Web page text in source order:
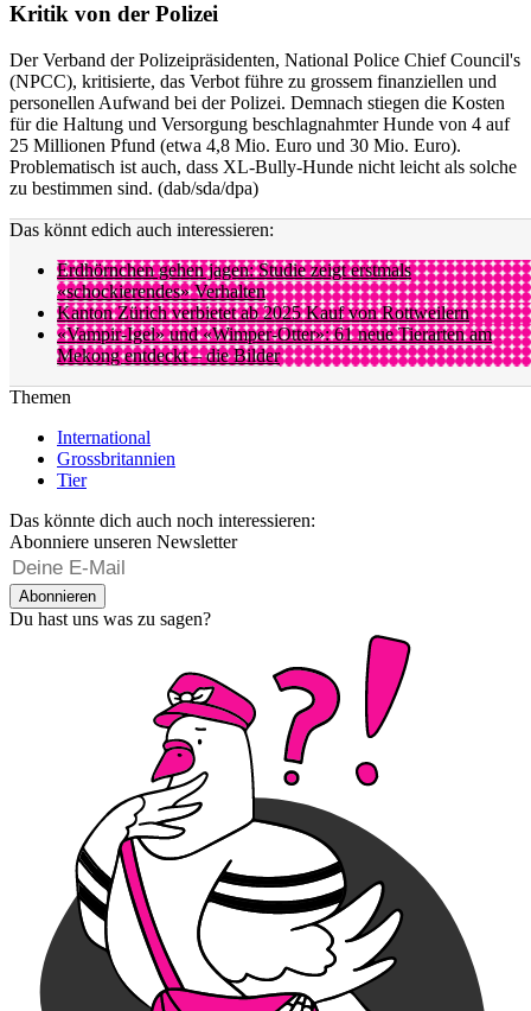
Kritik von der Polizei
Der Verband der Polizeipräsidenten, National Police Chief Council's
(NPCC), kritisierte, das Verbot führe zu grossem finanziellen und
personellen Aufwand bei der Polizei. Demnach stiegen die Kosten
für die Haltung und Versorgung beschlagnahmter Hunde von 4 auf
25 Millionen Pfund (etwa 4,8 Mio. Euro und 30 Mio. Euro).
Problematisch ist auch, dass XL-Bully-Hunde nicht leicht als solche
zu bestimmen sind. (dab/sda/dpa)
Das könnt edich auch interessieren:
Erdhörnchen gehen jagen: Studie zeigt erstmals
«schockierendes» Verhalten
Kanton Zürich verbietet ab 2025 Kauf von Rottweilern
«Vampir-Igel» und «Wimper-Otter»: 61 neue Tierarten am
Mekong entdeckt – die Bilder
Themen
International
Grossbritannien
Tier
Das könnte dich auch noch interessieren:
Abonniere unseren Newsletter
Abonnieren
Du hast uns was zu sagen?